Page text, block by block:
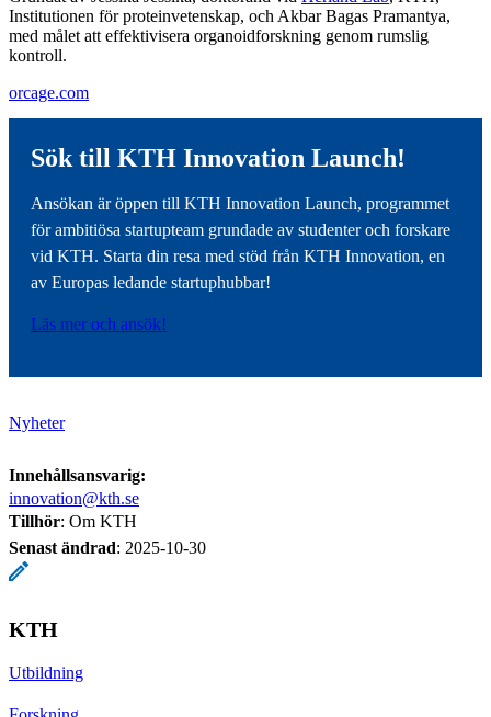
Institutionen för proteinvetenskap, och Akbar Bagas Pramantya,
med målet att effektivisera organoidforskning genom rumslig
kontroll.
orcage.com
Sök till KTH Innovation Launch!
Ansökan är öppen till KTH Innovation Launch, programmet
för ambitiösa startupteam grundade av studenter och forskare
vid KTH. Starta din resa med stöd från KTH Innovation, en
av Europas ledande startuphubbar!
Läs mer och ansök!
Nyheter
Innehållsansvarig:
innovation@kth.se
Tillhör: Om KTH
Senast ändrad: 2025-10-30
KTH
Utbildning